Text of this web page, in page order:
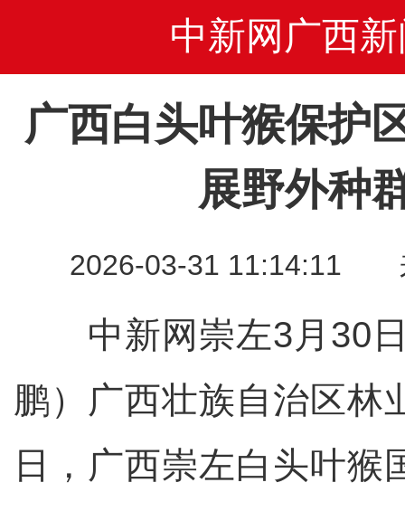
中新网广西新
广西白头叶猴保护
展野外种
2026-03-31 11:14:11
中新网崇左3月30日
鹏）广西壮族自治区林
日，广西崇左白头叶猴